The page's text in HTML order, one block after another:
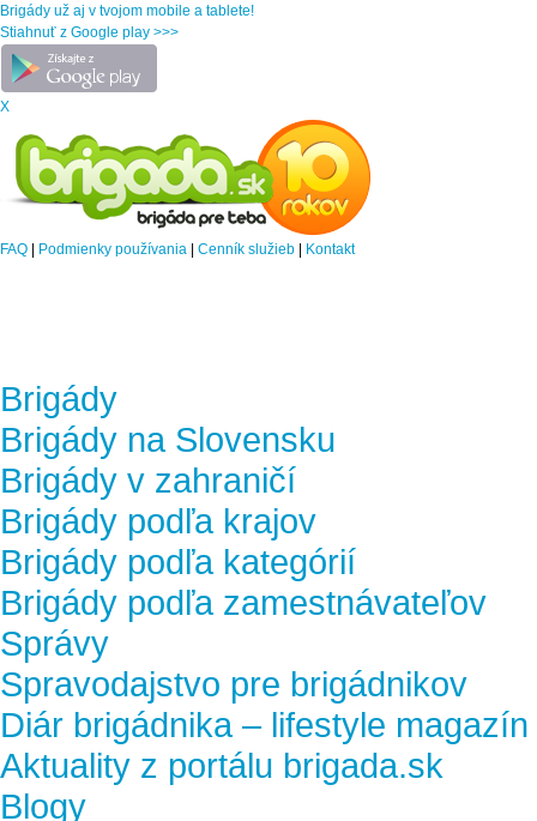
Brigády už aj v tvojom mobile a tablete!
Stiahnuť z Google play >>>
X
FAQ Podmienky používania Cenník služieb Kontakt
Brigády
Brigády na Slovensku
Brigády v zahraničí
Brigády podľa krajov
Brigády podľa kategórií
Brigády podľa zamestnávateľov
Správy
Spravodajstvo pre brigádnikov
Diár brigádnika – lifestyle magazín
Aktuality z portálu brigada.sk
Blogy